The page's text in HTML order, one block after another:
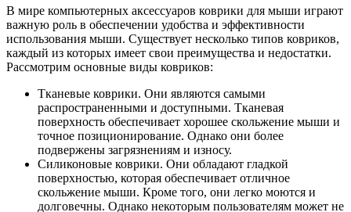
В мире компьютерных аксессуаров коврики для мыши играют
важную роль в обеспечении удобства и эффективности
использования мыши. Существует несколько типов ковриков,
каждый из которых имеет свои преимущества и недостатки.
Рассмотрим основные виды ковриков:
Тканевые коврики. Они являются самыми
распространенными и доступными. Тканевая
поверхность обеспечивает хорошее скольжение мыши и
точное позиционирование. Однако они более
подвержены загрязнениям и износу.
Силиконовые коврики. Они обладают гладкой
поверхностью, которая обеспечивает отличное
скольжение мыши. Кроме того, они легко моются и
долговечны. Однако некоторым пользователям может не